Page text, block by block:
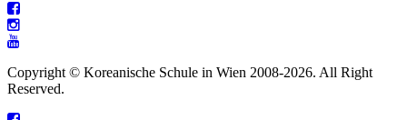
Copyright © Koreanische Schule in Wien 2008-2026. All Right
Reserved.